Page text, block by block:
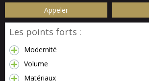
Appeler
Les points forts :
Modernité
Volume
Matériaux